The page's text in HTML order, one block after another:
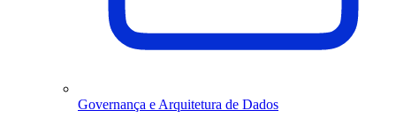
Governança e Arquitetura de Dados